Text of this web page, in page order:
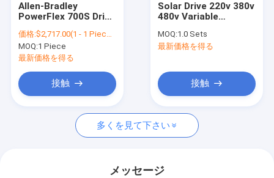
格子太陽インバーターを離れて
太陽水ポンプインバーター
DCソーラーインバーター
単一フェーズの太陽インバーター
Allen-Bradley
PowerFlex 700S Drive
480V 20Hp AC VFD
Hybrid Inverter Pump
Solar Inverters
価格:$2,717.00(1 - 1 Pieces) $2,688.00(>=2 Pieces)
MOQ:1 Piece
最新価格を得る
接触
Solar Drive 220v 380v
480v Variable
Inverter 220v 380v
Solar Converter
MOQ:1.0 Sets
最新価格を得る
接触
多くを見て下さい
メッセージ